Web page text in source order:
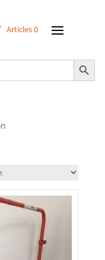
Articles 0
Search Button